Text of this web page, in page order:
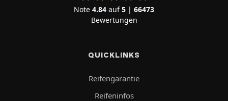
Note 4.84 auf5 | 66473
Bewertungen
QUICKLINKS
Reifengarantie
Reifeninfos